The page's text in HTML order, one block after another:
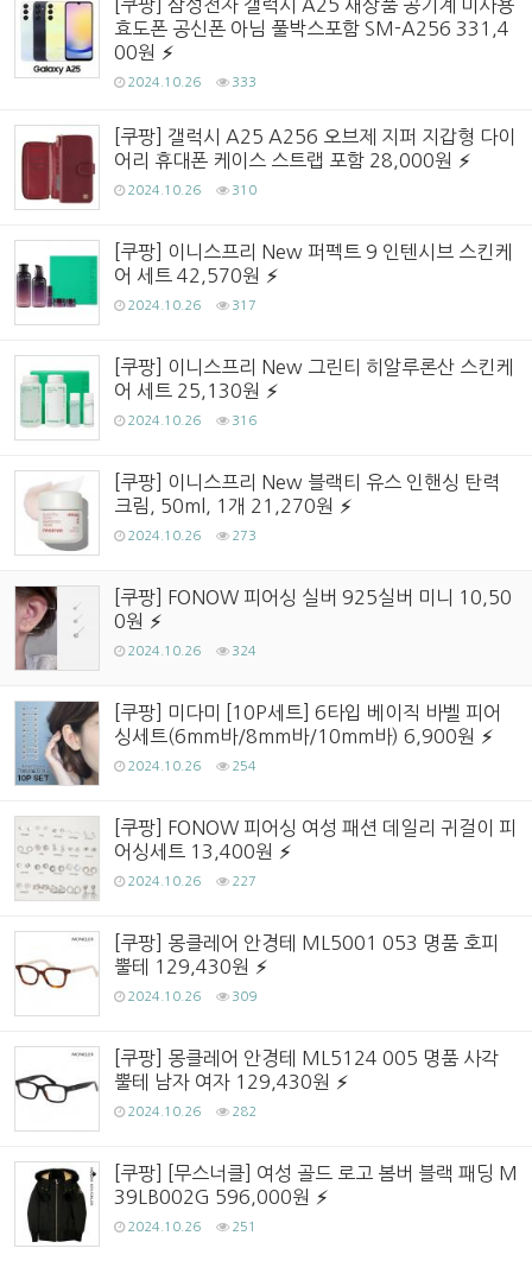
[쿠팡] 삼성전자 갤럭시 A25 새상품 공기계 미사용
효도폰 공신폰 아님 풀박스포함 SM-A256 331,4
00원
2024.10.26 333
[쿠팡] 갤럭시 A25 A256 오브제 지퍼 지갑형 다이
어리 휴대폰 케이스 스트랩 포함 28,000원
2024.10.26 310
[쿠팡] 이니스프리 New 퍼펙트 9 인텐시브 스킨케
어 세트 42,570원
2024.10.26 317
[쿠팡] 이니스프리 New 그린티 히알루론산 스킨케
어 세트 25,130원
2024.10.26 316
[쿠팡] 이니스프리 New 블랙티 유스 인핸싱 탄력
크림, 50ml, 1개 21,270원
2024.10.26 273
[쿠팡] FONOW 피어싱 실버 925실버 미니 10,50
0원
2024.10.26 324
[쿠팡] 미다미 [10P세트] 6타입 베이직 바벨 피어
싱세트(6mm바/8mm바/10mm바) 6,900원
2024.10.26 254
[쿠팡] FONOW 피어싱 여성 패션 데일리 귀걸이 피
어싱세트 13,400원
2024.10.26 227
[쿠팡] 몽클레어 안경테 ML5001 053 명품 호피
뿔테 129,430원
2024.10.26 309
[쿠팡] 몽클레어 안경테 ML5124 005 명품 사각
뿔테 남자 여자 129,430원
2024.10.26 282
[쿠팡] [무스너클] 여성 골드 로고 봄버 블랙 패딩 M
39LB002G 596,000원
2024.10.26 251